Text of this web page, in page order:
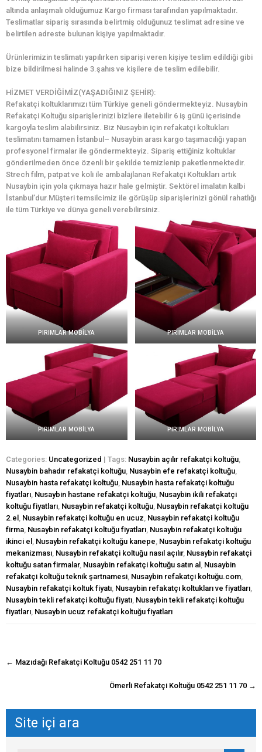
altında anlaşmalı olduğumuz Kargo firması tarafından yapılmaktadır.
Teslimatlar sipariş sırasında belirtmiş olduğunuz teslimat adresine ve
belirtilen adreste bulunan kişiye yapılmaktadır.
Ürünlerimizin teslimatı yapılırken siparişi veren kişiye teslim edildiği gibi
bize bildirilmesi halinde 3.şahıs ve kişilere de teslim edilebilir.
HİZMET VERDİĞİMİZ(YAŞADIĞINIZ ŞEHİR):
Refakatçi koltuklarımızı tüm Türkiye geneli göndermekteyiz. Nusaybin
Refakatçi Koltuğu siparişlerinizi bizlere iletebilir 6 iş günü içerisinde
kargoyla teslim alabilirsiniz. Biz Nusaybin için refakatçi koltukları
teslimatını tamamen İstanbul– Nusaybin arası kargo taşımacılığı yapan
profesyonel firmalar ile göndermekteyiz. Sipariş ettiğiniz koltuklar
gönderilmeden önce özenli bir şekilde temizlenip paketlenmektedir.
Strech film, patpat ve koli ile ambalajlanan Refakatçi Koltukları artık
Nusaybin için yola çıkmaya hazır hale gelmiştir. Sektörel imalatın kalbi
İstanbul’dur.Müşteri temsilcimiz ile görüşüp siparişlerinizi gönül rahatlığı
ile tüm Türkiye ve dünya geneli verebilirsiniz.
PIRIMLAR MOBİLYA PIRIMLAR MOBİLYA
PIRIMLAR MOBİLYA PIRIMLAR MOBİLYA
Categories: Uncategorized | Tags: Nusaybin açılır refakatçi koltuğu
Nusaybin bahadır refakatçi koltuğu Nusaybin efe refakatçi koltuğu
Nusaybin hasta refakatçi koltuğu Nusaybin hasta refakatçi koltuğu
fiyatları Nusaybin hastane refakatçi koltuğu Nusaybin ikili refakatçi
koltuğu fiyatları Nusaybin refakatçi koltuğu Nusaybin refakatçi koltuğu
2.el
Nusaybin refakatçi koltuğu en ucuz Nusaybin refakatçi koltuğu
firma Nusaybin refakatçi koltuğu fiyatları Nusaybin refakatçi koltuğu
ikinci el
Nusaybin refakatçi koltuğu kanepe Nusaybin refakatçi koltuğu
mekanizması Nusaybin refakatçi koltuğu nasıl açılır, Nusaybin refakatçi
koltuğu satan firmalar, Nusaybin refakatçi koltuğu satın al
Nusaybin
refakatçi koltuğu teknik şartnamesi Nusaybin refakatçi koltuğu.com
Nusaybin refakatçi koltuk fiyatı Nusaybin refakatçı koltukları ve fiyatları
Nusaybin tekli refakatçi koltuğu fiyatı Nusaybin tekli refakatçi koltuğu
fiyatları Nusaybin ucuz refakatçi koltuğu fiyatları
navigasyon
← Mazıdağı Refakatçi Koltuğu 0542 251 11 70
Ömerli Refakatçi Koltuğu 0542 251 11 70 →
Site içi ara